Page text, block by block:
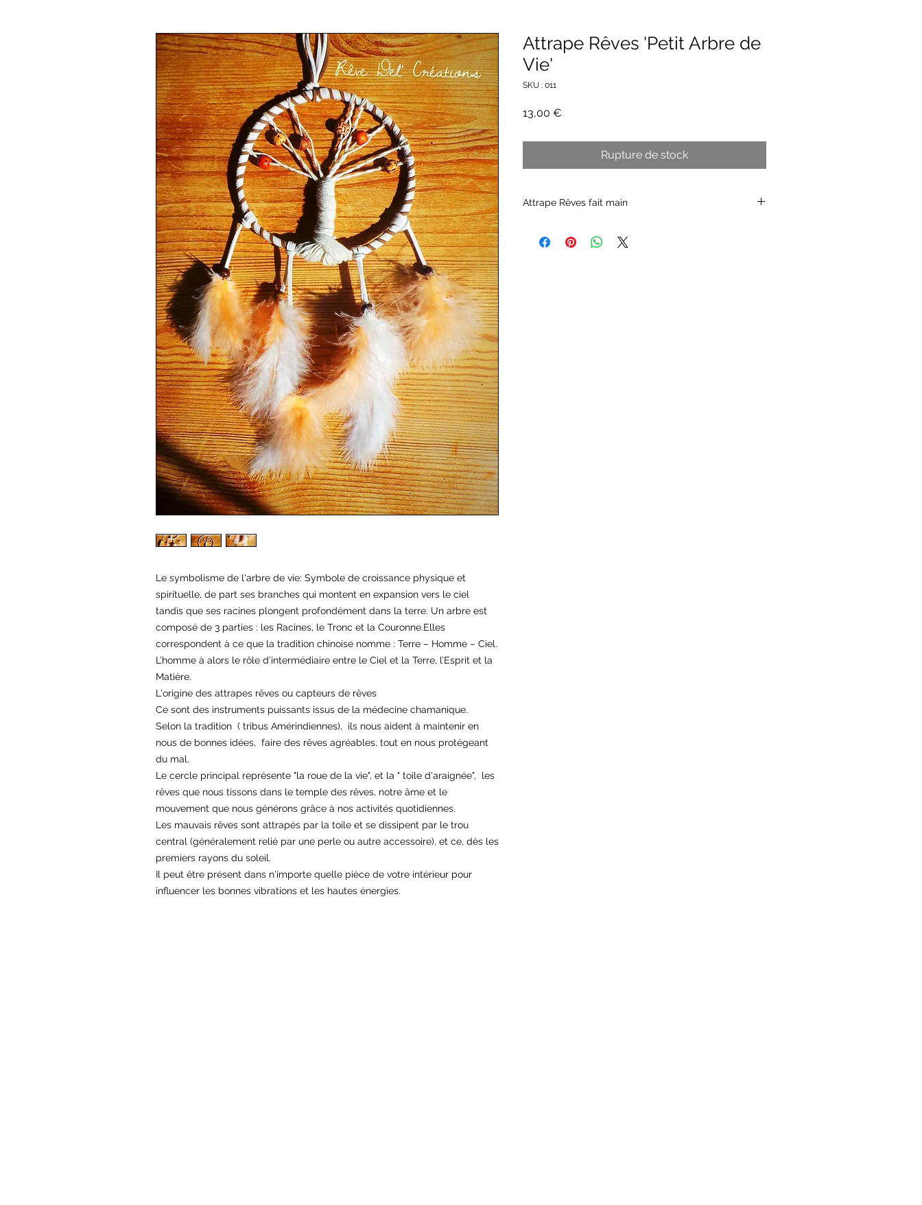
Le symbolisme de l'arbre de vie: Symbole de croissance physique et
spirituelle, de part ses branches qui montent en expansion vers le ciel
tandis que ses racines plongent profondément dans la terre. Un arbre est
composé de 3 parties : les Racines, le Tronc et la Couronne.Elles
correspondent à ce que la tradition chinoise nomme : Terre – Homme – Ciel.
L’homme à alors le rôle d’intermédiaire entre le Ciel et la Terre, l’Esprit et la
Matière.
L'origine des attrapes rêves ou capteurs de rêves
Ce sont des instruments puissants issus de la médecine chamanique.
Selon la tradition ( tribus Amérindiennes), ils nous aident à maintenir en
nous de bonnes idées, faire des rêves agréables, tout en nous protégeant
du mal.
Le cercle principal représente "la roue de la vie", et la " toile d'araignée", les
rêves que nous tissons dans le temple des rêves, notre âme et le
mouvement que nous générons grâce à nos activités quotidiennes.
Les mauvais rêves sont attrapés par la toile et se dissipent par le trou
central (généralement relié par une perle ou autre accessoire), et ce, dès les
premiers rayons du soleil.
Il peut être présent dans n'importe quelle pièce de votre intérieur pour
influencer les bonnes vibrations et les hautes énergies.
Attrape Rêves 'Petit Arbre de
Vie'
SKU : 011
13,00 €
Rupture de stock
Attrape Rêves fait main
Diamètre: 13 cm